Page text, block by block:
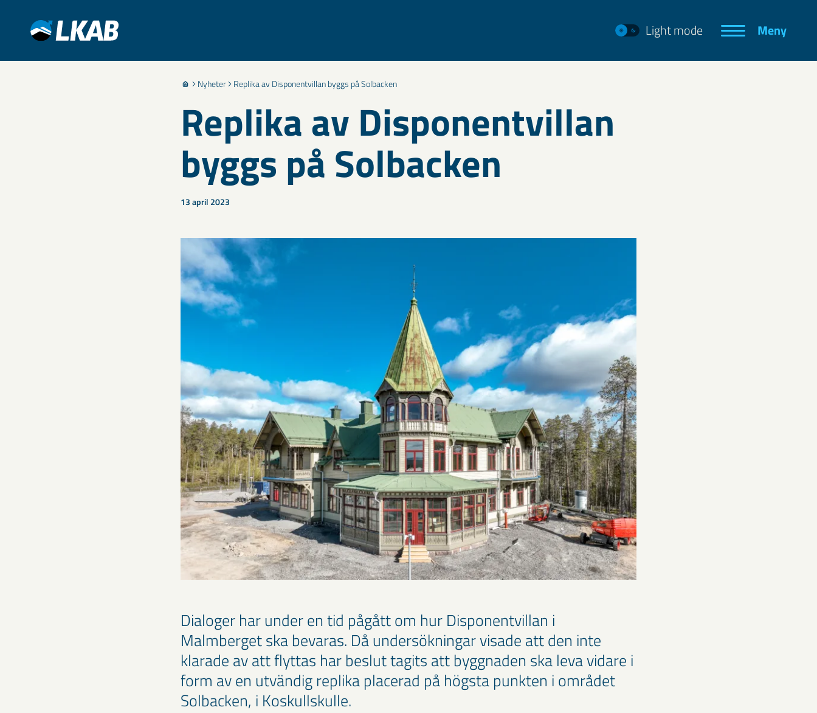
Light mode Meny
Nyheter Replika av Disponentvillan byggs på Solbacken
Replika av Disponentvillan
byggs på Solbacken
13 april 2023
Dialoger har under en tid pågått om hur Disponentvillan i
Malmberget ska bevaras. Då undersökningar visade att den inte
klarade av att flyttas har beslut tagits att byggnaden ska leva vidare i
form av en utvändig replika placerad på högsta punkten i området
Solbacken, i Koskullskulle.